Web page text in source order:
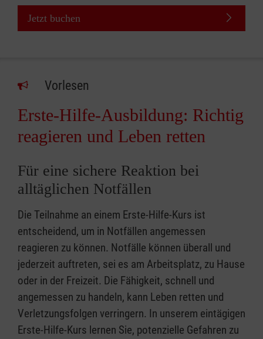
Jetzt buchen
Vorlesen
Erste-Hilfe-Ausbildung: Richtig
reagieren und Leben retten
Für eine sichere Reaktion bei
alltäglichen Notfällen
Die Teilnahme an einem Erste-Hilfe-Kurs ist
entscheidend, um in Notfällen angemessen
reagieren zu können. Notfälle können überall und
jederzeit auftreten, sei es am Arbeitsplatz, zu Hause
oder in der Freizeit. Die Fähigkeit, schnell und
angemessen zu handeln, kann Leben retten und
Verletzungsfolgen verringern. In unserem eintägigen
Erste-Hilfe-Kurs lernen Sie, potenzielle Gefahren zu